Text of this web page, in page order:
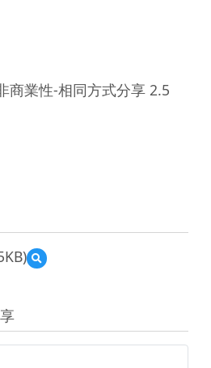
商業性-相同方式分享 2.5
預
覽